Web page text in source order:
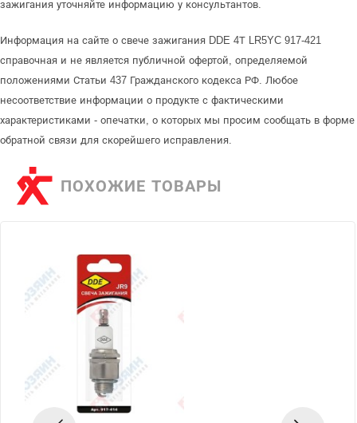
зажигания уточняйте информацию у консультантов.
Информация на сайте о свече зажигания DDE 4Т LR5YC 917-421
справочная и не является публичной офертой, определяемой
положениями Статьи 437 Гражданского кодекса РФ. Любое
несоответствие информации о продукте с фактическими
характеристиками - опечатки, о которых мы просим сообщать в форме
обратной связи для скорейшего исправления.
ПОХОЖИЕ ТОВАРЫ